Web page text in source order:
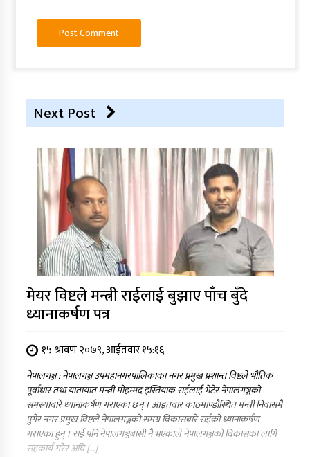
Next Post
मेयर विष्टले मन्त्री राईलाई बुझाए पाँच बुँदे
ध्यानाकर्षण पत्र
१५ श्रावण २०७९, आईतवार १५:१६
नेपालगञ्ज : नेपालगञ्ज उपमहानगरपालिकाका नगर प्रमुख प्रशान्त विष्टले भौतिक
पूर्वाधार तथा यातायात मन्त्री मोहम्मद इस्तियाक राईलाई भेटेर नेपालगञ्जको
समस्याबारे ध्यानाकर्षण गराएका छन् । आइतवार काठमाण्डौस्थित मन्त्री निवासमै
पुगेर नगर प्रमुख विष्टले नेपालगञ्जको समग्र विकासबारे राईको ध्यानाकर्षण
गराएका हुन् । राई पनि नेपालगञ्जबासी नै भएकाले नेपालगञ्जको विकासका लागि
सहकार्य गरेर अघि […]